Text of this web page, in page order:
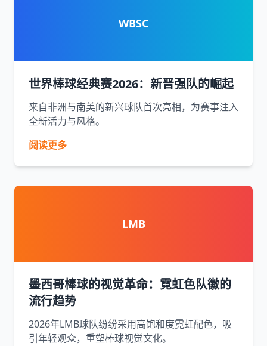
WBSC
世界棒球经典赛2026：新晋强队的崛起
来自非洲与南美的新兴球队首次亮相，为赛事注入
全新活力与风格。
阅读更多
LMB
墨西哥棒球的视觉革命：霓虹色队徽的
流行趋势
2026年LMB球队纷纷采用高饱和度霓虹配色，吸
引年轻观众，重塑棒球视觉文化。